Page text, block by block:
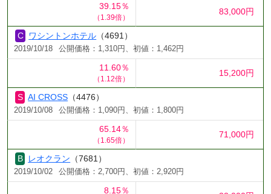
39.15％
（1.39倍）
83,000円
ワシントンホテル （4691）
2019/10/18 公開価格：1,310円、初値：1,462円
11.60％
（1.12倍）
15,200円
AI CROSS （4476）
2019/10/08 公開価格：1,090円、初値：1,800円
65.14％
（1.65倍）
71,000円
レオクラン （7681）
2019/10/02 公開価格：2,700円、初値：2,920円
8.15％